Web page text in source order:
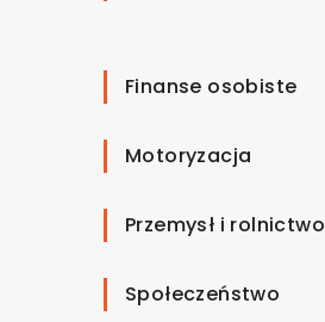
Finanse osobiste
Motoryzacja
Przemysł i rolnictwo
Społeczeństwo